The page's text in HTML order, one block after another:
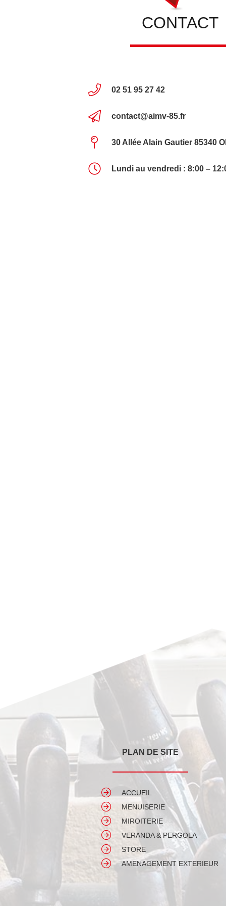
CONTACT
02 51 95 27 42
contact@aimv-85.fr
30 Allée Alain Gautier 85340
Lundi au vendredi : 8:00–
PLAN DE SITE
ACCUEIL
MENUISERIE
MIROITERIE
VERANDA & PERGOLA
STORE
AMENAGEMENT EXTERIEUR